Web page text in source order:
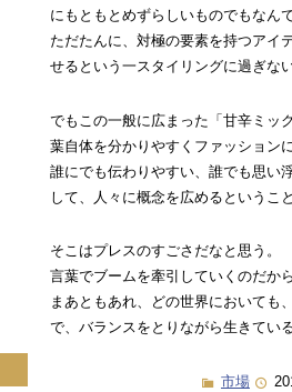
にもともとめずらしいものでもなん
ただたんに、対極の要素を持つアイ
せるという一スタイリングに過ぎな
でもこの一般に広まった「甘辛ミッ
葉自体を分かりやすくファッション
誰にでも伝わりやすい、誰でも思い
して、人々に概念を広めるというこ
そこはプレスのすごさだなと思う。
言葉でブームを牽引していくのだか
まあともあれ、どの世界においても
で、バランスをとりながら生きてい
市場